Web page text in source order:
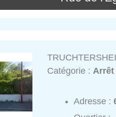
Catégorie :Arrêt
Adresse :